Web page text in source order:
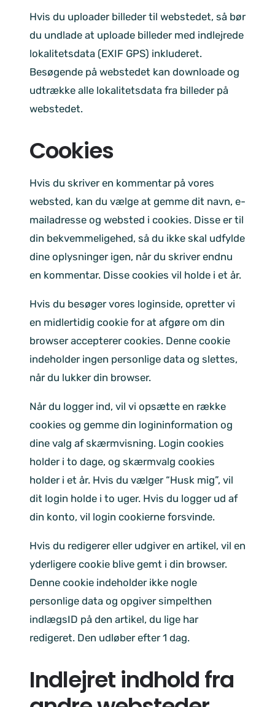
Hvis du uploader billeder til webstedet, så bør
du undlade at uploade billeder med indlejrede
lokalitetsdata (EXIF GPS) inkluderet.
Besøgende på webstedet kan downloade og
udtrække alle lokalitetsdata fra billeder på
webstedet.
Cookies
Hvis du skriver en kommentar på vores
websted, kan du vælge at gemme dit navn, e-
mailadresse og websted i cookies. Disse er til
din bekvemmeligehed, så du ikke skal udfylde
dine oplysninger igen, når du skriver endnu
en kommentar. Disse cookies vil holde i et år.
Hvis du besøger vores loginside, opretter vi
en midlertidig cookie for at afgøre om din
browser accepterer cookies. Denne cookie
indeholder ingen personlige data og slettes,
når du lukker din browser.
Når du logger ind, vil vi opsætte en række
cookies og gemme din logininformation og
dine valg af skærmvisning. Login cookies
holder i to dage, og skærmvalg cookies
holder i et år. Hvis du vælger “Husk mig”, vil
dit login holde i to uger. Hvis du logger ud af
din konto, vil login cookierne forsvinde.
Hvis du redigerer eller udgiver en artikel, vil en
yderligere cookie blive gemt i din browser.
Denne cookie indeholder ikke nogle
personlige data og opgiver simpelthen
indlægsID på den artikel, du lige har
redigeret. Den udløber efter 1 dag.
Indlejret indhold fra